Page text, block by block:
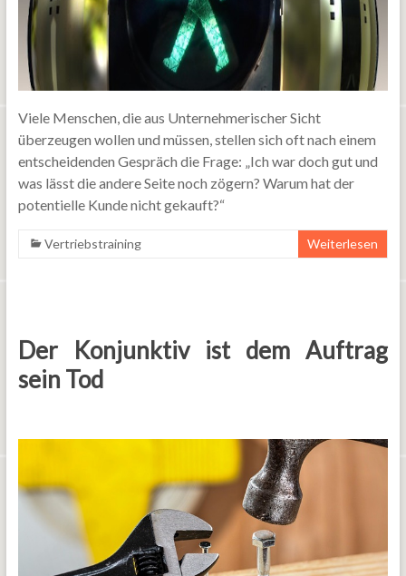
Viele Menschen, die aus Unternehmerischer Sicht
überzeugen wollen und müssen, stellen sich oft nach einem
entscheidenden Gespräch die Frage: „Ich war doch gut und
was lässt die andere Seite noch zögern? Warum hat der
potentielle Kunde nicht gekauft?“
Vertriebstraining Weiterlesen
Der Konjunktiv ist dem Auftrag
sein Tod